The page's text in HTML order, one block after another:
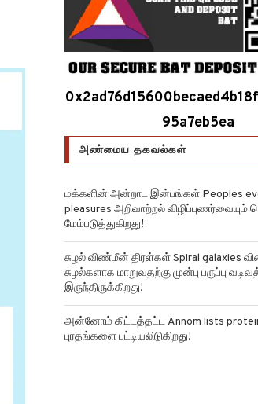
95a7eb5ea
அண்மைய தகவல்கள்
மக்களின் அன்றாட இன்பங்கள் Peoples
pleasures அறிவாற்றல் விழிப்புணர்வையும்
மேம்படுத்துகிறது!
சுழல் விண்மீன் திரள்கள் Spiral galaxies
சுழல்களாக மாறுவதற்கு முன்பு பருப்பு
இருந்திருக்கிறது!
அன்னோம் கிட்டத்தட்ட Annom lists
புரதங்களை பட்டியலிடுகிறது!